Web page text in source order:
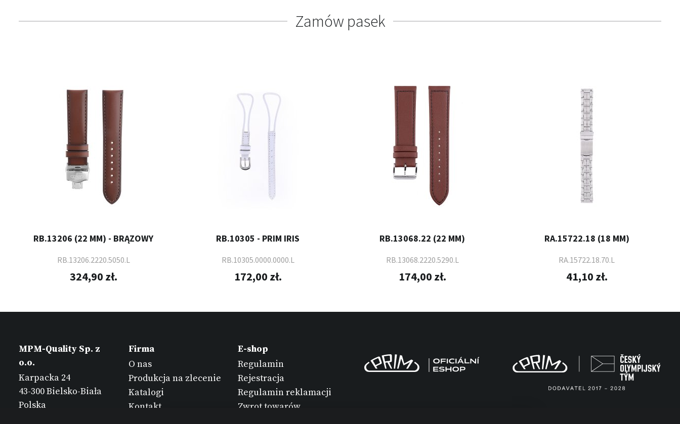
Zamów pasek
RB.13206 (22 MM) - BRĄZOWY
RB.13206.2220.5050.L
324,90 zł.
RB.10305 - PRIM IRIS
RB.10305.0000.0000.L
172,00 zł.
RB.13068.22 (22 MM)
RB.13068.2220.5290.L
174,00 zł.
RA.15722.18 (18 MM)
RA.15722.18.70.L
41,10 zł.
MPM-Quality Sp. z
o.o.
Karpacka 24
43-300 Bielsko-Biała
Polska
Firma
O nas
Produkcja na zlecenie
Katalogi
Kontakt
E-shop
Regulamin
Rejestracja
Regulamin reklamacji
Zwrot towarów